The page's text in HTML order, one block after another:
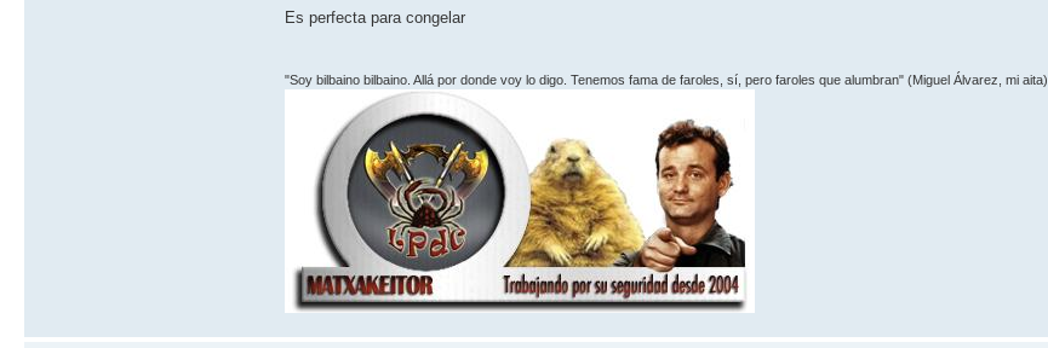
Es perfecta para congelar
"Soy bilbaino bilbaino. Allá por donde voy lo digo. Tenemos fama de faroles, sí­, pero faroles que alumbran" (Miguel Álvarez, mi aita)